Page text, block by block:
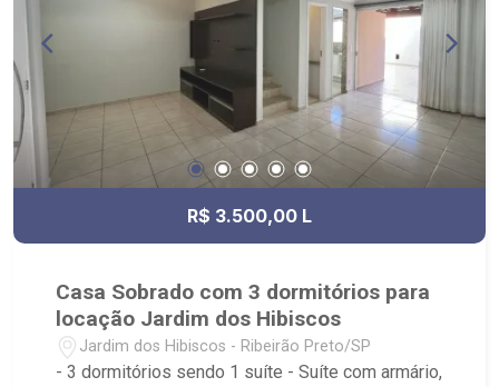
R$ 3.500,00 L
Casa Sobrado com 3 dormitórios para
locação Jardim dos Hibiscos
Jardim dos Hibiscos - Ribeirão Preto/SP
- 3 dormitórios sendo 1 suíte - Suíte com armário,